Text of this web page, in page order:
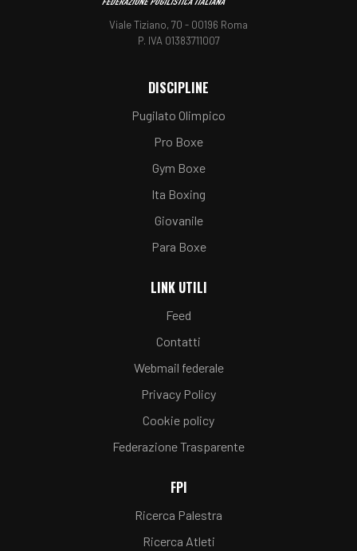
Viale Tiziano, 70 - 00196 Roma
P. IVA 01383711007
DISCIPLINE
Pugilato Olimpico
Pro Boxe
Gym Boxe
Ita Boxing
Giovanile
Para Boxe
LINK UTILI
Feed
Contatti
Webmail federale
Privacy Policy
Cookie policy
Federazione Trasparente
FPI
Ricerca Palestra
Ricerca Atleti